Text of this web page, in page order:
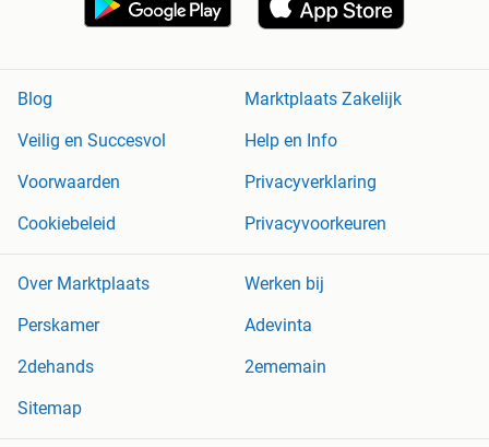
Blog
Marktplaats Zakelijk
Veilig en Succesvol
Help en Info
Voorwaarden
Privacyverklaring
Cookiebeleid
Privacyvoorkeuren
Over Marktplaats
Werken bij
Perskamer
Adevinta
2dehands
2ememain
Sitemap